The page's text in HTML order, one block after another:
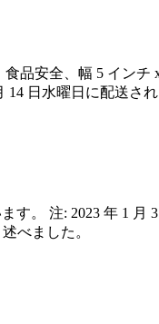
品安全、幅 5 インチ
日水曜日に配送され
す。 注: 2023 年 1
べました。